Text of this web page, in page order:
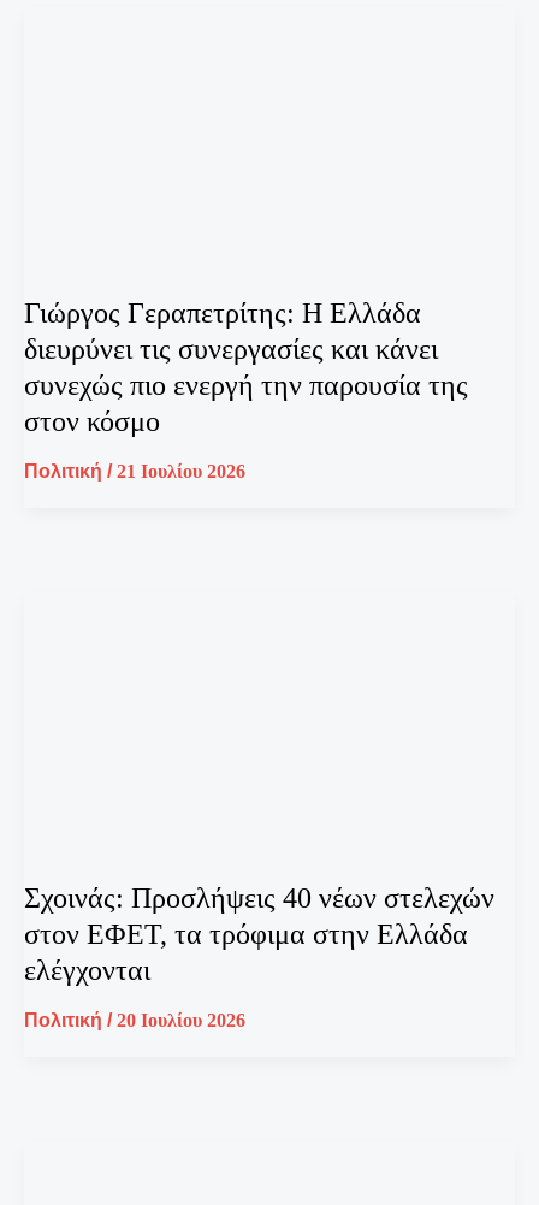
Γιώργος Γεραπετρίτης: Η Ελλάδα
διευρύνει τις συνεργασίες και κάνει
συνεχώς πιο ενεργή την παρουσία της
στον κόσμο
Πολιτική /21 Ιουλίου 2026
Σχοινάς: Προσλήψεις 40 νέων στελεχών
στον ΕΦΕΤ, τα τρόφιμα στην Ελλάδα
ελέγχονται
Πολιτική /20 Ιουλίου 2026